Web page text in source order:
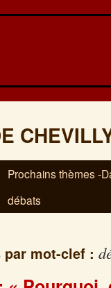
Prochains thèmes -
débats
mot-clef :